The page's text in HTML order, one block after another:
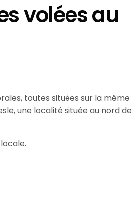
volées au
toutes situées sur la même
une localité située au nord de